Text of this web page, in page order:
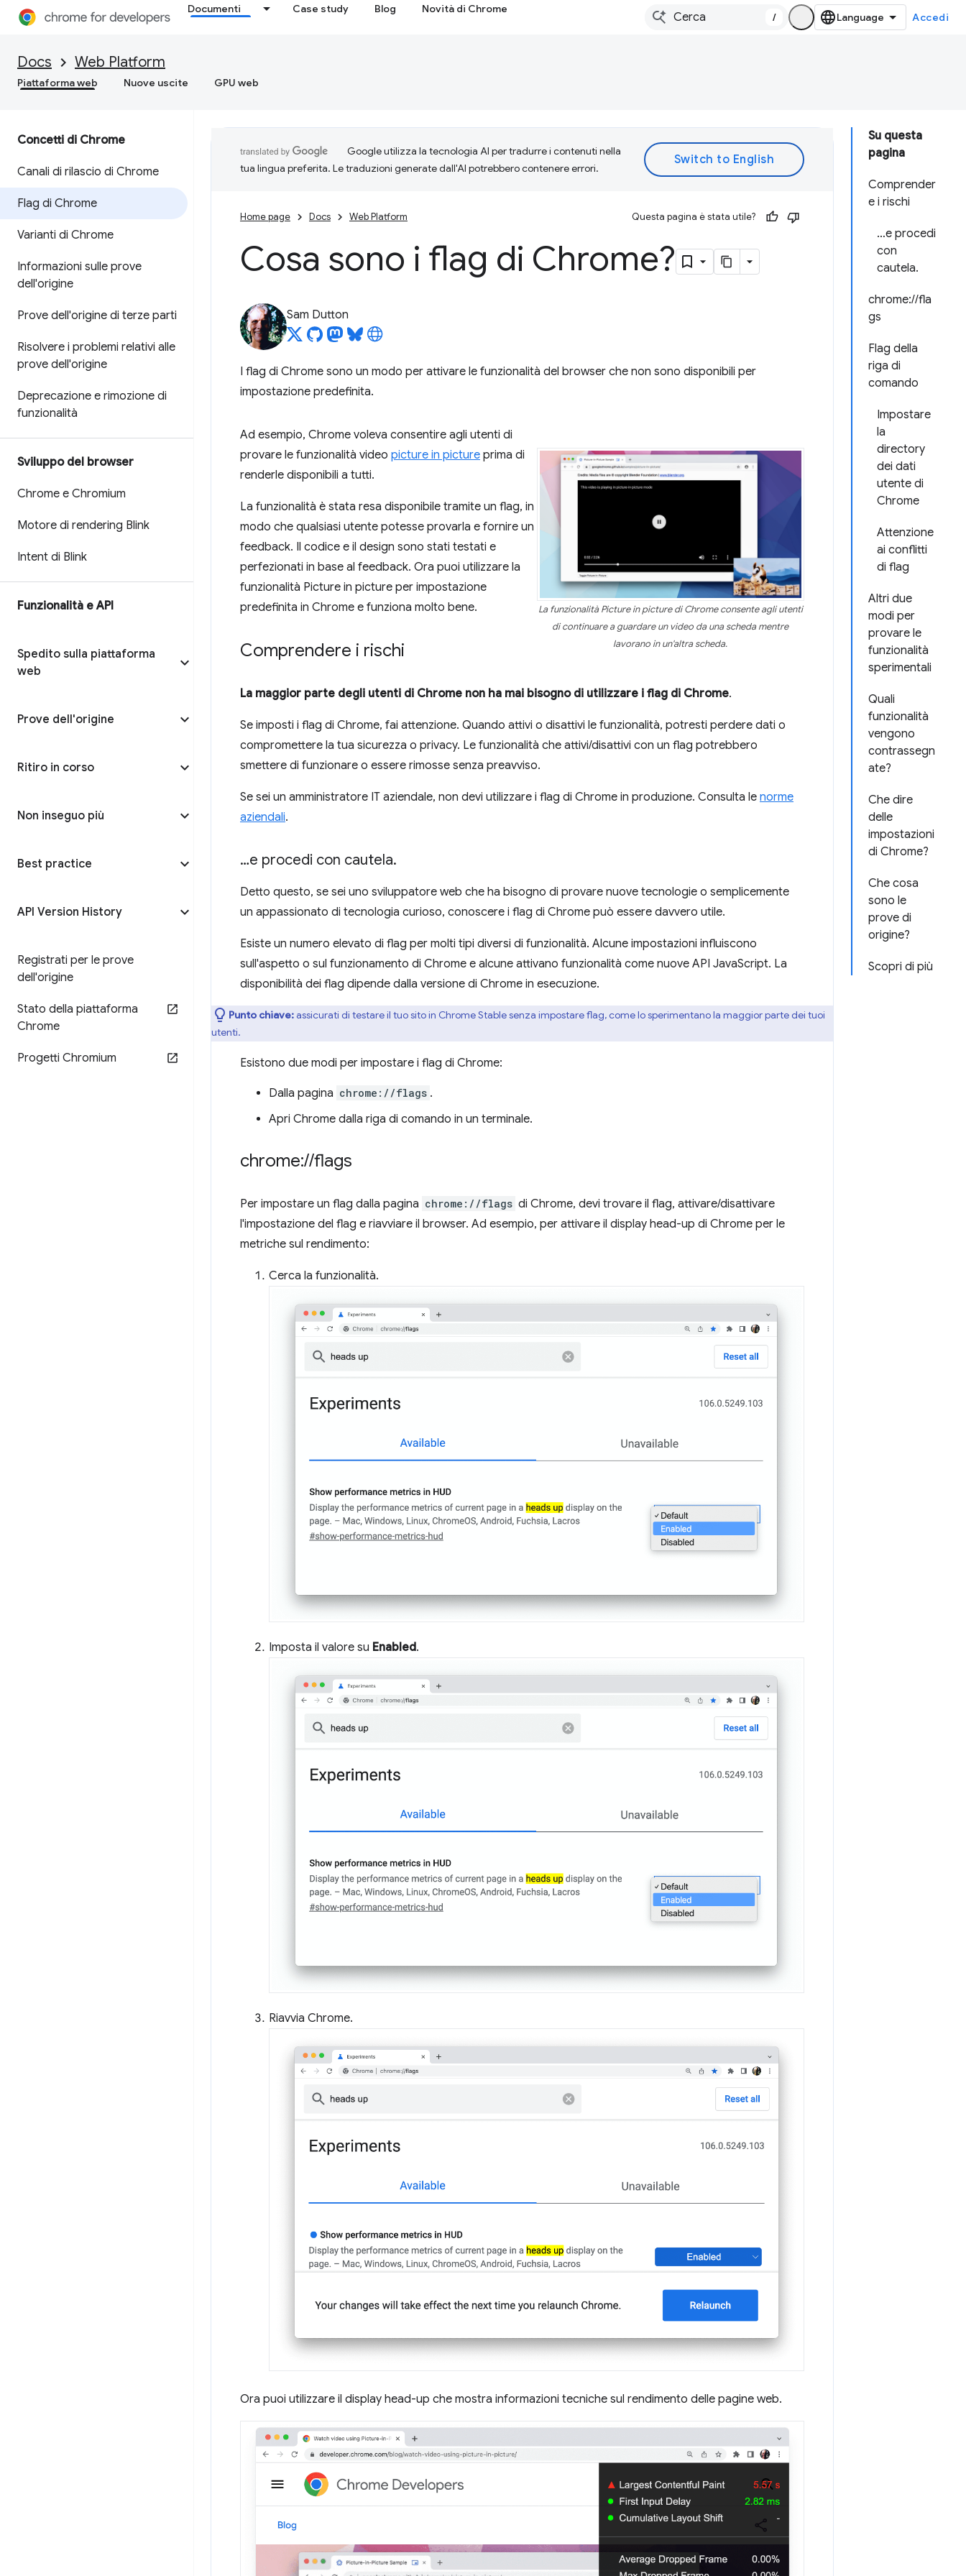
Documenti Case study Blog Novità di Chrome
/ Accedi
Docs Web Platform
Piattaforma web Nuove uscite GPU web
Concetti di Chrome
Canali di rilascio di Chrome
Flag di Chrome
Varianti di Chrome
Informazioni sulle prove
dell'origine
Prove dell'origine di terze parti
Risolvere i problemi relativi alle
prove dell'origine
Deprecazione e rimozione di
funzionalità
Sviluppo del browser
Chrome e Chromium
Motore di rendering Blink
Intent di Blink
Funzionalità e API
Spedito sulla piattaforma
web
Prove dell'origine
Ritiro in corso
Non inseguo più
Best practice
API Version History
Registrati per le prove
dell'origine
Stato della piattaforma
Chrome
Progetti Chromium
Su questa
pagina
Comprender
e i rischi
…e procedi
con
cautela.
chrome://fla
gs
Flag della
riga di
comando
Impostare
la
directory
dei dati
utente di
Chrome
Attenzione
ai conflitti
di flag
Altri due
modi per
provare le
funzionalità
sperimentali
Quali
funzionalità
vengono
contrassegn
ate?
Che dire
delle
impostazioni
di Chrome?
Che cosa
sono le
prove di
origine?
Scopri di più
Google utilizza la tecnologia AI per tradurre i contenuti nella
tua lingua preferita. Le traduzioni generate dall'AI potrebbero contenere errori.
Home page Docs Web Platform Questa pagina è stata utile?
Cosa sono i flag di Chrome?
Sam Dutton
I flag di Chrome sono un modo per attivare le funzionalità del browser che non sono disponibili per
impostazione predefinita.
La funzionalità Picture in picture di Chrome consente agli utenti
di continuare a guardare un video da una scheda mentre
lavorano in un'altra scheda.
Ad esempio, Chrome voleva consentire agli utenti di
provare le funzionalità video picture in picture prima di
renderle disponibili a tutti.
La funzionalità è stata resa disponibile tramite un flag, in
modo che qualsiasi utente potesse provarla e fornire un
feedback. Il codice e il design sono stati testati e
perfezionati in base al feedback. Ora puoi utilizzare la
funzionalità Picture in picture per impostazione
predefinita in Chrome e funziona molto bene.
Comprendere i rischi
La maggior parte degli utenti di Chrome non ha mai bisogno di utilizzare i flag di Chrome.
Se imposti i flag di Chrome, fai attenzione. Quando attivi o disattivi le funzionalità, potresti perdere dati o
compromettere la tua sicurezza o privacy. Le funzionalità che attivi/disattivi con un flag potrebbero
smettere di funzionare o essere rimosse senza preavviso.
Se sei un amministratore IT aziendale, non devi utilizzare i flag di Chrome in produzione. Consulta le norme
aziendali.
…e procedi con cautela.
Detto questo, se sei uno sviluppatore web che ha bisogno di provare nuove tecnologie o semplicemente
un appassionato di tecnologia curioso, conoscere i flag di Chrome può essere davvero utile.
Esiste un numero elevato di flag per molti tipi diversi di funzionalità. Alcune impostazioni influiscono
sull'aspetto o sul funzionamento di Chrome e alcune attivano funzionalità come nuove API JavaScript. La
disponibilità dei flag dipende dalla versione di Chrome in esecuzione.
Punto chiave:assicurati di testare il tuo sito in Chrome Stable senza impostare flag, come lo sperimentano la maggior parte dei tuoi
utenti.
Esistono due modi per impostare i flag di Chrome:
Dalla pagina chrome://flags .
Apri Chrome dalla riga di comando in un terminale.
chrome://flags
Per impostare un flag dalla pagina chrome://flags di Chrome, devi trovare il flag, attivare/disattivare
l'impostazione del flag e riavviare il browser. Ad esempio, per attivare il display head-up di Chrome per le
metriche sul rendimento:
Cerca la funzionalità.
Imposta il valore su Enabled.
Riavvia Chrome.
Ora puoi utilizzare il display head-up che mostra informazioni tecniche sul rendimento delle pagine web.